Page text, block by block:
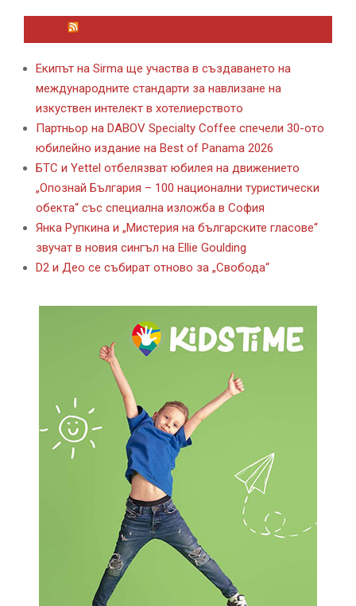
Екипът на Sirma ще участва в създаването на
международните стандарти за навлизане на
изкуствен интелект в хотелиерството
Партньор на DABOV Specialty Coffee спечели 30-ото
юбилейно издание на Best of Panama 2026
БТС и Yettel отбелязват юбилея на движението
„Опознай България – 100 национални туристически
обекта“ със специална изложба в София
Янка Рупкина и „Мистерия на българските гласове“
звучат в новия сингъл на Ellie Goulding
D2 и Део се събират отново за „Свобода“